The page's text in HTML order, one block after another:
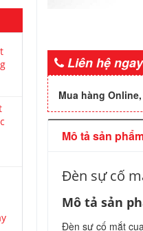
Liên hệ
Mua hàng
Mô tả sản
Đèn sự cố
Mô tả sản
Đèn sự cố mắt